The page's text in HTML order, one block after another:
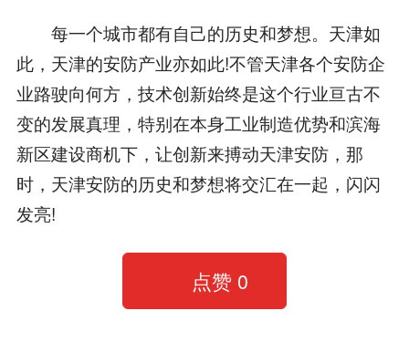
每一个城市都有自己的历史和梦想。天津如
此，天津的安防产业亦如此!不管天津各个安防企
业路驶向何方，技术创新始终是这个行业亘古不
变的发展真理，特别在本身工业制造优势和滨海
新区建设商机下，让创新来搏动天津安防，那
时，天津安防的历史和梦想将交汇在一起，闪闪
发亮!
点赞 0